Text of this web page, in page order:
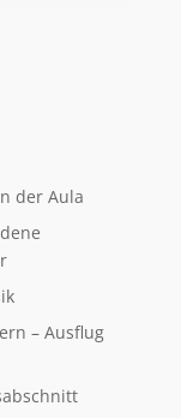
der Aula
– Ausflug